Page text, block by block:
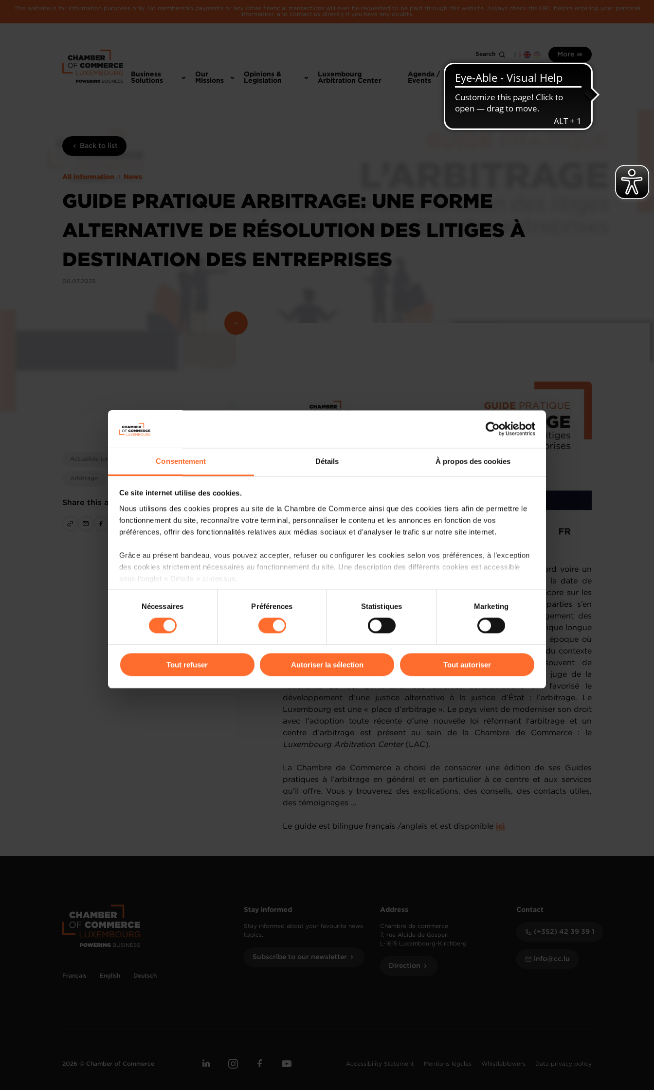
Consentement Détails À propos des cookies
Ce site internet utilise des cookies.
Nous utilisons des cookies propres au site de la Chambre de Commerce ainsi que des cookies tiers afin de permettre le
fonctionnement du site, reconnaître votre terminal, personnaliser le contenu et les annonces en fonction de vos
préférences, offrir des fonctionnalités relatives aux médias sociaux et d'analyser le trafic sur notre site internet.
Grâce au présent bandeau, vous pouvez accepter, refuser ou configurer les cookies selon vos préférences, à l’exception
des cookies strictement nécessaires au fonctionnement du site. Une description des différents cookies est accessible
sous l’onglet « Détails » ci-dessus.
Il est précisé que la navigation sur le site et certaines fonctionnalités (ex : lecture de vidéos, partage sur les réseaux
sociaux, sauvegarde des préférences de lecture vidéo, personnalisation de l’affichage du site) peuvent être affectées en
cas de refus de tous les cookies ou des cookies non nécessaires.
gauche de chaque page.
Charte d’usage des cookies et notrePolitique de protection des données
consentement
Nécessaires Préférences Statistiques Marketing
Tout refuser Autoriser la sélection Tout autoriser
This website is for information purposes only. No membership payments or any other financial transactions will ever be requested to be paid through this website. Always check the URL before entering your personal
information, and contact us directly if you have any doubts.
Search More
Business
Solutions
Our
Missions
Opinions &
Legislation
Luxembourg
Arbitration Center
Agenda /
Events
information
Luxembourg
economy
Back to list
All information News
GUIDE PRATIQUE ARBITRAGE: UNE FORME
ALTERNATIVE DE RÉSOLUTION DES LITIGES À
DESTINATION DES ENTREPRISES
06.07.2023
Actualités juridiques
Arbitrage
Share this article
Dans le cadre d’une relation d’affaires, il peut arriver qu’un désaccord voire un
conflit apparaisse entre les partenaires. Ce conflit peut porter sur la date de
livraison d’une marchandise, sur la qualité d’un service rendu, ou encore sur les
modalités de paiement d’une facture. De manière classique, les parties s’en
remettent au juge étatique pour trancher leur litige. Mais l’engorgement des
tribunaux et la multiplication des voies de recours rend la justice étatique longue
et coûteuse et parfois inadaptée aux besoins des entreprises à une époque où
réactivité et rapidité sont les maîtres mots. Une autre difficulté vient du contexte
propre au commerce international dans lequel les parties, souvent de
nationalités différentes, peuvent être réticentes à s’en remettre au juge de la
nationalité de leur partenaire. Ces diverses considérations ont favorisé le
développement d’une justice alternative à la justice d’État : l’arbitrage. Le
Luxembourg est une « place d’arbitrage ». Le pays vient de moderniser son droit
avec l’adoption toute récente d’une nouvelle loi réformant l’arbitrage et un
centre d’arbitrage est présent au sein de la Chambre de Commerce : le
Luxembourg Arbitration Center(LAC).
La Chambre de Commerce a choisi de consacrer une édition de ses Guides
pratiques à l’arbitrage en général et en particulier à ce centre et aux services
qu’il offre. Vous y trouverez des explications, des conseils, des contacts utiles,
des témoignages …
Le guide est bilingue français /anglais et est disponible ici
Français English Deutsch
Stay informed
Stay informed about your favourite news
topics.
Subscribe to our newsletter
Address
Chambre de commerce
7, rue Alcide de Gasperi
L-1615 Luxembourg-Kirchberg
Direction
Contact
(+352) 42 39 39 1
info@cc.lu
2026 © Chamber of Commerce Accessibility Statement Mentions légales Whistleblowers Data privacy policy